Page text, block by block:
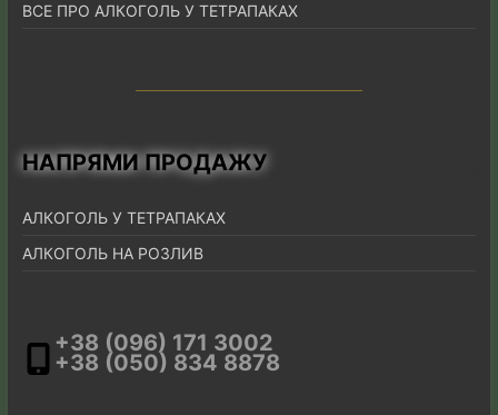
ВСЕ ПРО АЛКОГОЛЬ У ТЕТРАПАКАХ
НАПРЯМИ ПРОДАЖУ
АЛКОГОЛЬ У ТЕТРАПАКАХ
АЛКОГОЛЬ НА РОЗЛИВ
+38 (096) 171 3002
+38 (050) 834 8878